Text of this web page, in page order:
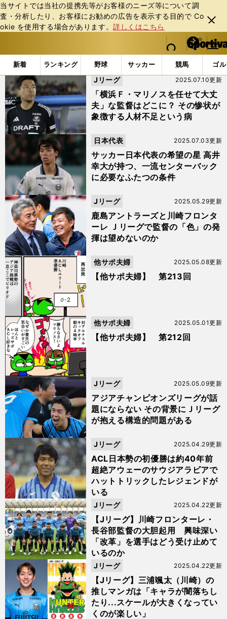
当サイトでは当社の提携先等がお客様のニーズ等について調
査・分析したり、お客様にお勧めの広告を表⽰する⽬的で Co
okie を使⽤する場合があります。詳しくはこちら
閉じ
る
web Sportiva (webスポルティーバ)
検索
マイペ
ー
ジ
メニュ
新着 ランキング 野球 サッカー 競馬 ゴ
b
ス
ポ
ル
テ
ィ
ー
バ
「#川崎フロンターレ」の最新ニュース・ 情報 (2ページ目)
「横浜Ｆ・マリノスを任せて大丈
夫」な監督はどこに？ その惨状が
象徴する人材不足という病
2025.07.10更新
Jリーグ
サッカー日本代表の希望の星 高井
幸大が持つ、一流センターバック
に必要なふたつの条件
2025.07.03更新
日本代表
鹿島アントラーズと川崎フロンタ
ーレ Ｊリーグで監督の「色」の発
揮は望めないのか
2025.05.29更新
Jリーグ
【他サポ夫婦】 第213回
2025.05.08更新
他サポ夫婦
【他サポ夫婦】 第212回
2025.05.01更新
他サポ夫婦
アジアチャンピオンズリーグが話
題にならない その背景にＪリーグ
が抱える構造的問題がある
2025.05.09更新
Jリーグ
ACL日本勢の初優勝は約40年前
超絶アウェーのサウジアラビアで
ハットトリックしたレジェンドが
いる
2025.04.29更新
Jリーグ
【Jリーグ】川崎フロンターレ・
長谷部監督の大胆起用 興味深い
「改革」を選手はどう受け止めて
いるのか
2025.04.22更新
Jリーグ
【Jリーグ】三浦颯太（川崎）の
推しマンガは「キャラが闇落ちし
たり...スケールが大きくなってい
くのが楽しい」
2025.04.22更新
Jリーグ